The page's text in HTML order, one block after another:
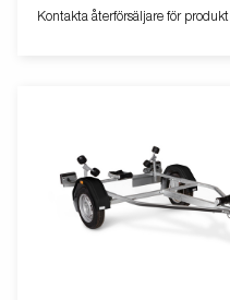
Kontakta återförsäljare för produkt